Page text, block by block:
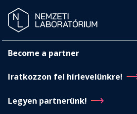
Become a partner
Iratkozzon fel hírlevelünkre!
Legyen partnerünk!